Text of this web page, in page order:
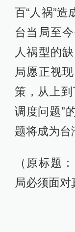
百“人祸”造
台当局至
人祸型的
局愿正视
策，从上
调度问题”
题将成为台
（原标题
局必须面对